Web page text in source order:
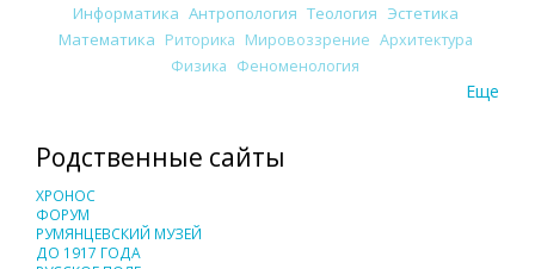
Информатика Антропология Теология Эстетика
Математика Риторика Мировоззрение Архитектура
Физика Феноменология
Еще
Родственные сайты
ХРОНОС
ФОРУМ
РУМЯНЦЕВСКИЙ МУЗЕЙ
ДО 1917 ГОДА